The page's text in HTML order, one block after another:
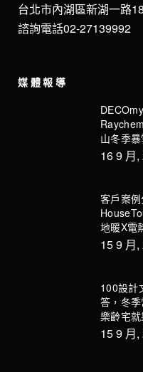
台北市內湖區新湖一路
諮詢電話02-27139992
媒體報導
山冬季
16 9 月
客戶案
地暖X電
15 9 月
100設計
答，冬
樂齡宅
15 9 月